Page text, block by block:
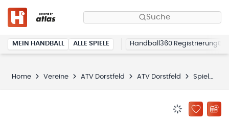
Suche
MEIN HANDBALL ALLE SPIELE Handball360 Registrierung
Home Vereine ATV Dorstfeld ATV Dorstfeld Spielplan
ZU